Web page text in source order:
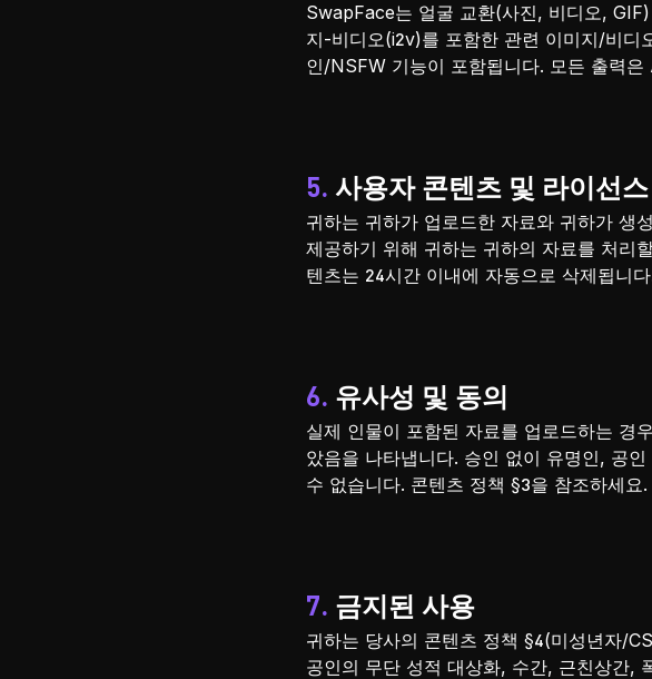
SwapFace는 얼굴 교환(사진, 비디오,
지-비디오(i2v)를 포함한 관련 이미지/비디
인/NSFW 기능이 포함됩니다. 모든 출력은
5. 사용자 콘텐츠 및 라이선스
귀하는 귀하가 업로드한 자료와 귀하가 생
제공하기 위해 귀하는 귀하의 자료를 처리
텐츠는 24시간 이내에 자동으로 삭제됩니
6. 유사성 및 동의
실제 인물이 포함된 자료를 업로드하는 경
았음을 나타냅니다. 승인 없이 유명인, 공
수 없습니다. 콘텐츠 정책 §3을 참조하세요.
7. 금지된 사용
귀하는 당사의 콘텐츠 정책 §4(미성년자/
공인의 무단 성적 대상화, 수간, 근친상간,